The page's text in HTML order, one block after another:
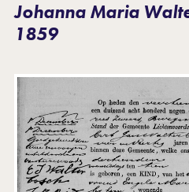
Johanna Maria
1859